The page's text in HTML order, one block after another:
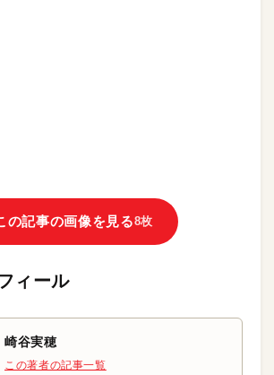
の記事の画像を見る8枚
ィール
崎谷実穂
この著者の記事一覧